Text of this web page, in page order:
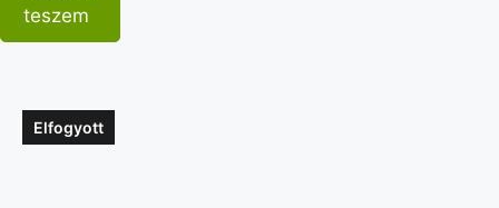
teszem
Elfogyott